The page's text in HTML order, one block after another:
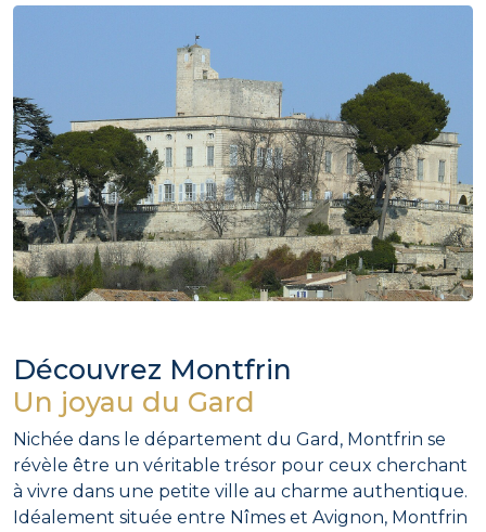
Découvrez Montfrin
Un joyau du Gard
Nichée dans le département du Gard, Montfrin se
révèle être un véritable trésor pour ceux cherchant
à vivre dans une petite ville au charme authentique.
Idéalement située entre Nîmes et Avignon, Montfrin